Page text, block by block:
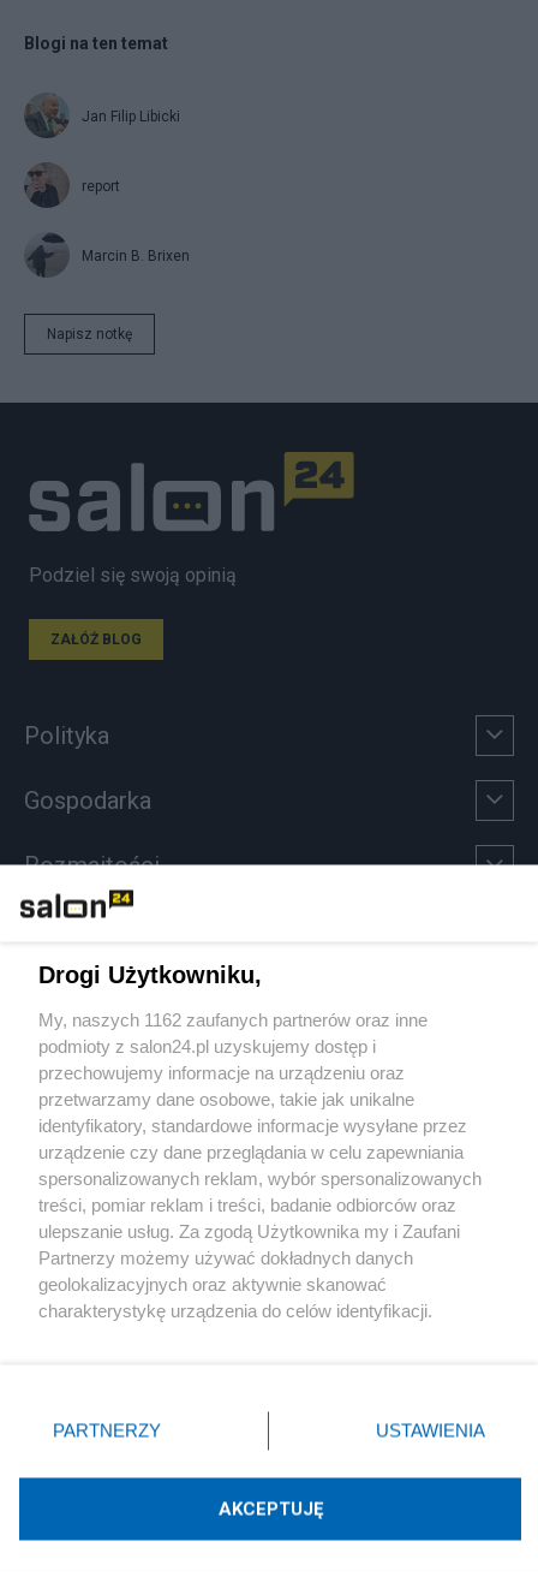
Blogi na ten temat
Jan Filip Libicki
report
Marcin B. Brixen
Napisz notkę
Podziel się swoją opinią
ZAŁÓŻ BLOG
Polityka
Gospodarka
Rozmaitości
Sport
Społeczeństwo
Kultura
X Facebook Instagram Youtube
Technologię dostarcza:W3media.pl
Drogi Użytkowniku,
My, naszych 1162 zaufanych partnerów oraz inne
podmioty z salon24.pl uzyskujemy dostęp i
przechowujemy informacje na urządzeniu oraz
przetwarzamy dane osobowe, takie jak unikalne
identyfikatory, standardowe informacje wysyłane przez
urządzenie czy dane przeglądania w celu zapewniania
spersonalizowanych reklam, wybór spersonalizowanych
treści, pomiar reklam i treści, badanie odbiorców oraz
ulepszanie usług. Za zgodą Użytkownika my i Zaufani
Partnerzy możemy używać dokładnych danych
geolokalizacyjnych oraz aktywnie skanować
charakterystykę urządzenia do celów identyfikacji.
zmienić/wycofać klikając przycisk ustawień prywatności
znajdujący się w lewym dolnym rogu strony
rodzaje przetwarzania danych nie wymagają zgody
użytkownika, ale masz prawo sprzeciwić się takiemu
przetwarzaniu. Preferencje będą miały zastosowania tylko
PARTNERZY USTAWIENIA
AKCEPTUJĘ